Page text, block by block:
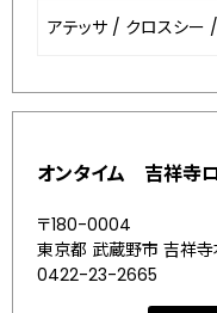
アテッサ / クロスシー /
オンタイム 吉祥寺
〒180-0004
東京都 武蔵野市 吉祥寺
0422-23-2665